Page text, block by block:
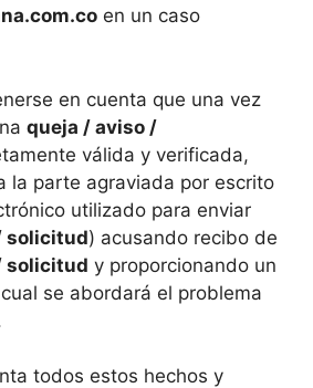
en un caso
en cuenta que una vez
queja / aviso /
válida y verificada,
la parte agraviada por escrito
utilizado para enviar
solicitud) acusando recibo de
solicitud y proporcionando un
se abordará el problema
todos estos hechos y